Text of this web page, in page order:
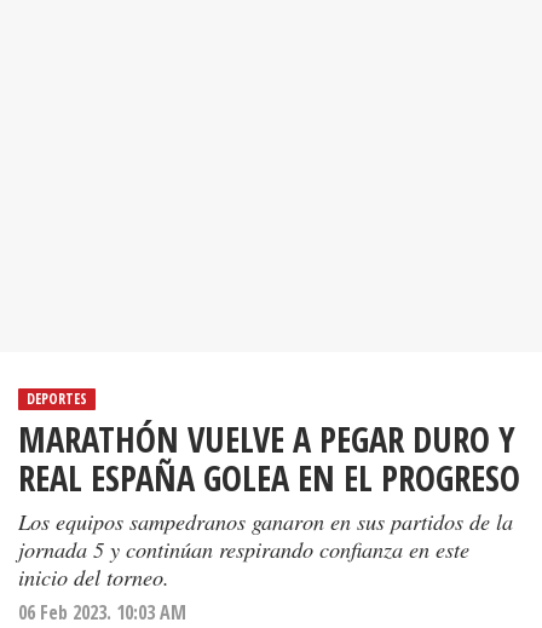
DEPORTES
MARATHÓN VUELVE A PEGAR DURO Y
REAL ESPAÑA GOLEA EN EL PROGRESO
Los equipos sampedranos ganaron en sus partidos de la
jornada 5 y continúan respirando confianza en este
inicio del torneo.
06 Feb 2023. 10:03 AM